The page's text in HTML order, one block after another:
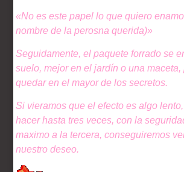
«No es este papel lo que quiero
nombre de la perosna querida)»
Seguidamente, el paquete forrado se
suelo, mejor en el jardín o una maceta,
quedar en el mayor de los secretos.
Si vieramos que el efecto es algo
hacer hasta tres veces, con la
maximo a la tercera, conseguiremos
nuestro deseo.